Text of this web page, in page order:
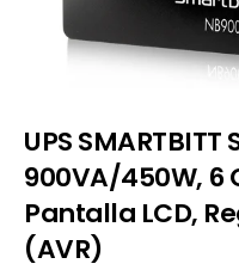
UPS SMARTBITT
900VA/450W, 6
Pantalla LCD,
(AVR)